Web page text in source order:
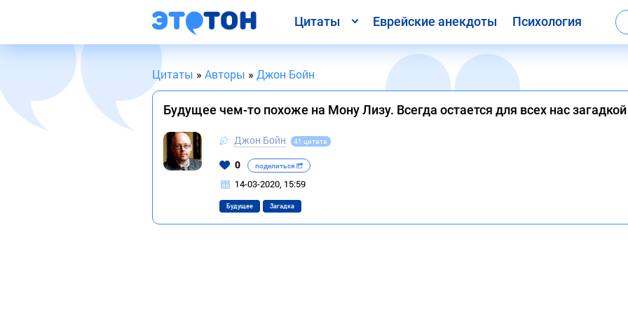
Цитаты Еврейские анекдоты Психология
Цитаты » Авторы » Джон Бойн
Будущее чем-то похоже на Мону Лизу. Всегда остается для всех нас загадкой
Джон Бойн 41 цитата
0 поделиться
14-03-2020, 15:59
Будущее Загадка